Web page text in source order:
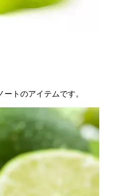
トのアイテムです。